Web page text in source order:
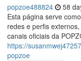
popzoe488824 58
Esta página serve
redes e perfis
canais oficiais da
https://
popzoe